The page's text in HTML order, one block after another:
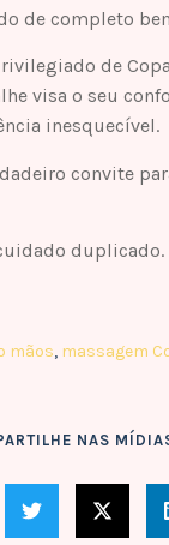
de completo
de
visa o seu
inesquecível.
convite
duplicado.
mãos, massagem
NAS